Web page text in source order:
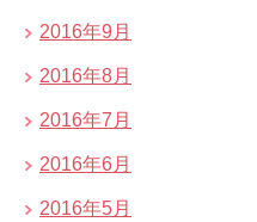
2016年9月
2016年8月
2016年7月
2016年6月
2016年5月